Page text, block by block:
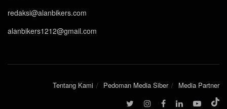
redaksi@alanbikers.com
alanbikers1212@gmail.com
Tentang Kami Pedoman Media Siber Media Partner